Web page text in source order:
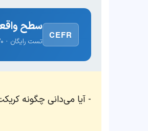
CEFR
سطح
تست رایگان · ۳۰ سوال · نتیجه فوری
آیا می‌دانی چگونه